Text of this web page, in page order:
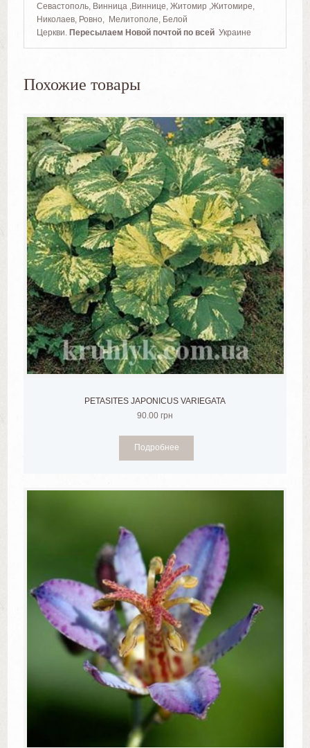
Севастополь, Винница ,Виннице, Житомир ,Житомире,
Николаев, Ровно, Мелитополе, Белой
Церкви. Пересылаем Новой почтой по всейУкраине
Похожие товары
PETASITES JAPONICUS VARIEGATA
90.00 грн
Подробнее